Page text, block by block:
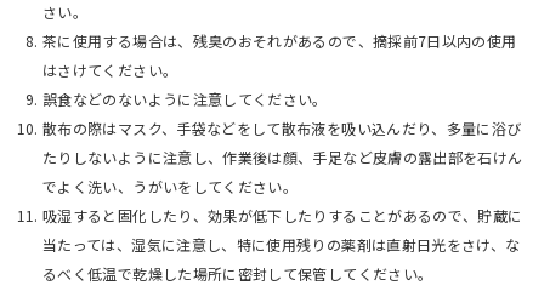
さい。
茶に使用する場合は、残臭のおそれがあるので、摘採前7日以内の使用
はさけてください。
誤食などのないように注意してください。
散布の際はマスク、手袋などをして散布液を吸い込んだり、多量に浴び
たりしないように注意し、作業後は顔、手足など皮膚の露出部を石けん
でよく洗い、うがいをしてください。
吸湿すると固化したり、効果が低下したりすることがあるので、貯蔵に
当たっては、湿気に注意し、特に使用残りの薬剤は直射日光をさけ、な
るべく低温で乾燥した場所に密封して保管してください。